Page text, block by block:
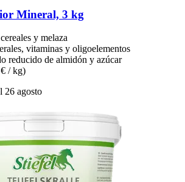
Mineral, 3 kg
y melaza
vitaminas y oligoelementos
reducido de almidón y azúcar
/ kg)
26 agosto